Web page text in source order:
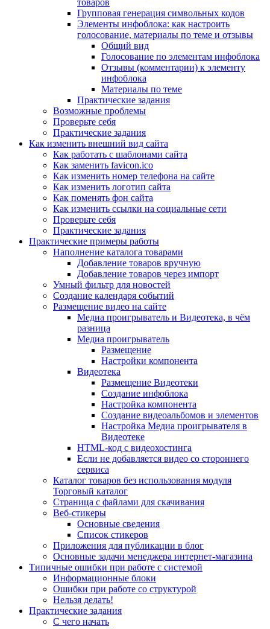
товаров
Групповая генерация символьных кодов
Элементы инфоблока: как настроить
голосование, материалы по теме и отзывы
Общий вид
Голосование по элементам инфоблока
Отзывы (комментарии) к элементу
инфоблока
Материалы по теме
Практические задания
Возможные проблемы
Проверьте себя
Практические задания
Как изменить внешний вид сайта
Как работать с шаблонами сайта
Как заменить favicon.ico
Как изменить номер телефона на сайте
Как изменить логотип сайта
Как поменять фон сайта
Как изменить ссылки на социальные сети
Проверьте себя
Практические задания
Практические примеры работы
Наполнение каталога товарами
Добавление товаров вручную
Добавление товаров через импорт
Умный фильтр для новостей
Создание календаря событий
Размещение видео на сайте
Медиа проигрыватель и Видеотека, в чём
разница
Медиа проигрыватель
Размещение
Настройки компонента
Видеотека
Размещение Видеотеки
Создание инфоблока
Настройка компонента
Создание видеоальбомов и элементов
Настройка Медиа проигрывателя в
Видеотеке
HTML-код с видеохостинга
Если не добавляется видео со стороннего
сервиса
Каталог товаров без использования модуля
Торговый каталог
Страница с файлами для скачивания
Веб-стикеры
Основные сведения
Список стикеров
Приложения для публикации в блог
Основные задачи менеджера интернет-магазина
Типичные ошибки при работе с системой
Информационные блоки
Ошибки при работе со структурой
Нельзя делать!
Практические задания
С чего начать